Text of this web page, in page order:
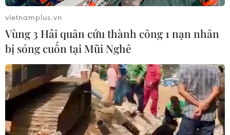
Người dân Cuba "không ngán" chính sách
mới của Tổng thống Mỹ
19/06/2017 09:02
Một mặt lo lắng về tác động của chính sách mới của
Mỹ, một mặt nhiều người dân, hộ kinh doanh cá thể tại
vietnamplus.vn
Vùng 3 Hải quân cứu thành công 1 nạn nhân
bị sóng cuốn tại Mũi Nghê